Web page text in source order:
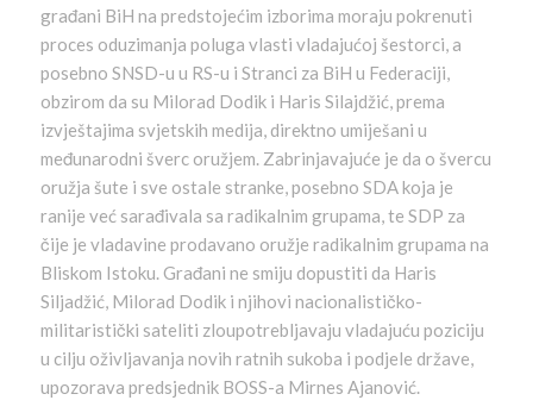
građani BiH na predstojećim izborima moraju pokrenuti
proces oduzimanja poluga vlasti vladajućoj šestorci, a
posebno SNSD-u u RS-u i Stranci za BiH u Federaciji,
obzirom da su Milorad Dodik i Haris Silajdžić, prema
izvještajima svjetskih medija, direktno umiješani u
međunarodni šverc oružjem. Zabrinjavajuće je da o švercu
oružja šute i sve ostale stranke, posebno SDA koja je
ranije već sarađivala sa radikalnim grupama, te SDP za
čije je vladavine prodavano oružje radikalnim grupama na
Bliskom Istoku. Građani ne smiju dopustiti da Haris
Siljadžić, Milorad Dodik i njihovi nacionalističko-
militaristički sateliti zloupotrebljavaju vladajuću poziciju
u cilju oživljavanja novih ratnih sukoba i podjele države,
upozorava predsjednik BOSS-a Mirnes Ajanović.